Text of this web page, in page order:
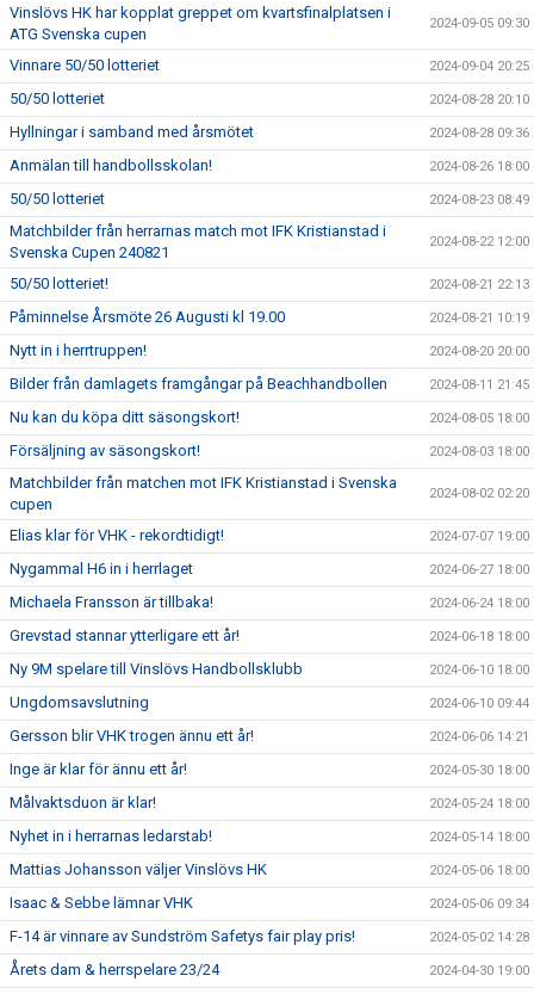
Vinslövs HK har kopplat greppet om kvartsfinalplatsen i
ATG Svenska cupen
2024-09-05 09:30
Vinnare 50/50 lotteriet 2024-09-04 20:25
50/50 lotteriet 2024-08-28 20:10
Hyllningar i samband med årsmötet 2024-08-28 09:36
Anmälan till handbollsskolan! 2024-08-26 18:00
50/50 lotteriet 2024-08-23 08:49
Matchbilder från herrarnas match mot IFK Kristianstad i
Svenska Cupen 240821
2024-08-22 12:00
50/50 lotteriet! 2024-08-21 22:13
Påminnelse Årsmöte 26 Augusti kl 19.00 2024-08-21 10:19
Nytt in i herrtruppen! 2024-08-20 20:00
Bilder från damlagets framgångar på Beachhandbollen 2024-08-11 21:45
Nu kan du köpa ditt säsongskort! 2024-08-05 18:00
Försäljning av säsongskort! 2024-08-03 18:00
Matchbilder från matchen mot IFK Kristianstad i Svenska
cupen
2024-08-02 02:20
Elias klar för VHK - rekordtidigt! 2024-07-07 19:00
Nygammal H6 in i herrlaget 2024-06-27 18:00
Michaela Fransson är tillbaka! 2024-06-24 18:00
Grevstad stannar ytterligare ett år! 2024-06-18 18:00
Ny 9M spelare till Vinslövs Handbollsklubb 2024-06-10 18:00
Ungdomsavslutning 2024-06-10 09:44
Gersson blir VHK trogen ännu ett år! 2024-06-06 14:21
Inge är klar för ännu ett år! 2024-05-30 18:00
Målvaktsduon är klar! 2024-05-24 18:00
Nyhet in i herrarnas ledarstab! 2024-05-14 18:00
Mattias Johansson väljer Vinslövs HK 2024-05-06 18:00
Isaac & Sebbe lämnar VHK 2024-05-06 09:34
F-14 är vinnare av Sundström Safetys fair play pris! 2024-05-02 14:28
Årets dam & herrspelare 23/24 2024-04-30 19:00